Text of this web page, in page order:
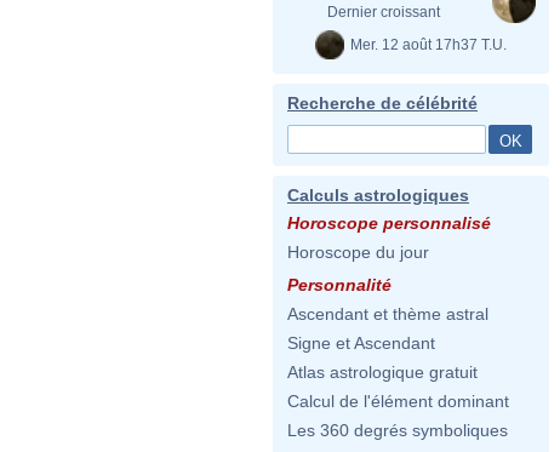
Dernier croissant
Mer. 12 août 17h37 T.U.
Recherche de célébrité
Calculs astrologiques
Horoscope personnalisé
Horoscope du jour
Personnalité
Ascendant et thème astral
Signe et Ascendant
Atlas astrologique gratuit
Calcul de l'élément dominant
Les 360 degrés symboliques